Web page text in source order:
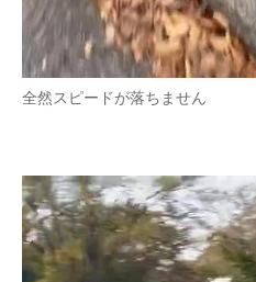
全然スピードが落ちません